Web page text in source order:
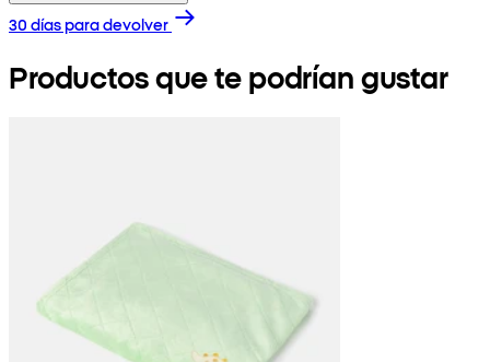
30 días para devolver
Productos que te podrían gustar